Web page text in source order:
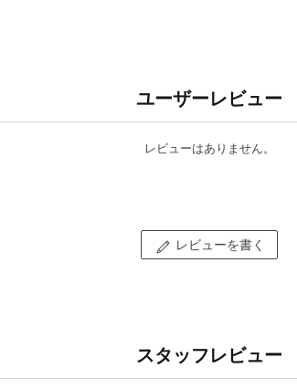
ユーザーレビュー
レビューはありません。
レビューを書く
スタッフレビュー